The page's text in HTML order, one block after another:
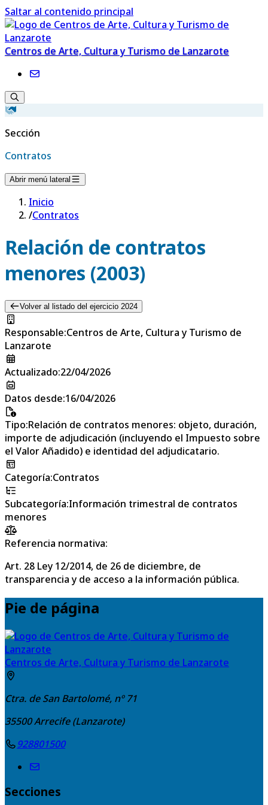
Saltar al contenido principal
Centros de Arte, Cultura y Turismo de Lanzarote
Sección
Contratos
Abrir menú lateral
Inicio
/Contratos
Relación de contratos
menores (2003)
Volver al listado del ejercicio 2024
Responsable:Centros de Arte, Cultura y Turismo de
Lanzarote
Actualizado:22/04/2026
Datos desde:16/04/2026
Tipo:Relación de contratos menores: objeto, duración,
importe de adjudicación (incluyendo el Impuesto sobre
el Valor Añadido) e identidad del adjudicatario.
Categoría:Contratos
Subcategoría:Información trimestral de contratos
menores
Referencia normativa:
Art. 28 Ley 12/2014, de 26 de diciembre, de
transparencia y de acceso a la información pública.
Pie de página
Centros de Arte, Cultura y Turismo de Lanzarote
Ctra. de San Bartolomé, nº 71
35500Arrecife (Lanzarote)
928801500
Secciones